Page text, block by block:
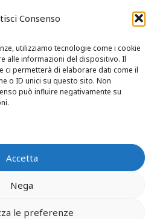
Consenso
utilizziamo tecnologie come i cookie
alle informazioni del dispositivo. Il
ci permetterà di elaborare dati come il
o ID unici su questo sito. Non
può influire negativamente su
Accetta
Nega
le preferenze